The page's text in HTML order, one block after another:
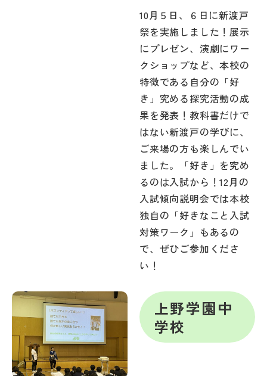
10月５日、６日に新渡戸
祭を実施しました！展示
にプレゼン、演劇にワー
クショップなど、本校の
特徴である自分の「好
き」究める探究活動の成
果を発表！教科書だけで
はない新渡戸の学びに、
ご来場の方も楽しんでい
ました。「好き」を究め
るのは入試から！12月の
入試傾向説明会では本校
独自の「好きなこと入試
対策ワーク」もあるの
で、ぜひご参加くださ
い！
上野学園中
学校